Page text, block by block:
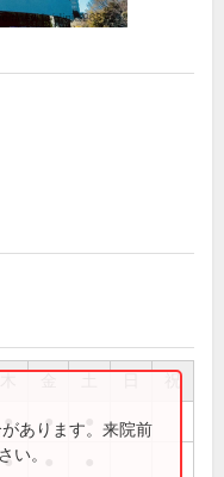
祝
● ●
●
あります。来院前
い。